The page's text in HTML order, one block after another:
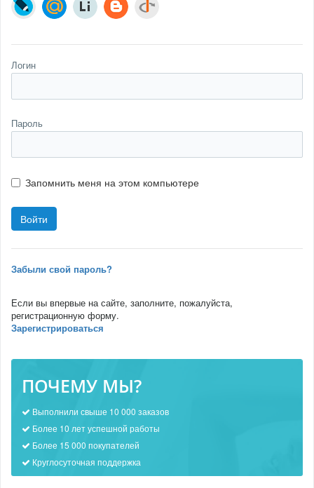
Логин
Пароль
Запомнить меня на этом компьютере
Забыли свой пароль?
Если вы впервые на сайте, заполните, пожалуйста,
регистрационную форму.
Зарегистрироваться
ПОЧЕМУ МЫ?
Выполнили свыше 10 000 заказов
Более 10 лет успешной работы
Более 15 000 покупателей
Круглосуточная поддержка